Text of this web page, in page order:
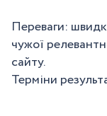
Переваги:
чужої
сайту.
Терміни